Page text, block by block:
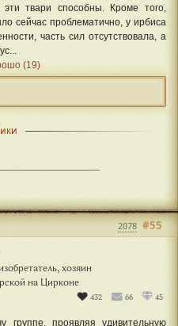
эти твари способны. Кроме того,
сейчас проблематично, у ирбиса
часть сил отсутствовала, а
(19)
хозяин
на Цирконе
432 66 45
#55
2078
группе, проявляя удивительную